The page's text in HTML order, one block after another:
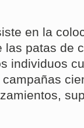
en la
patas de
individuos